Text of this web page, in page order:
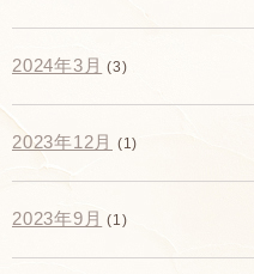
2024年3月 (3)
2023年12月 (1)
2023年9月 (1)